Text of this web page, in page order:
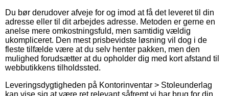
Du bør derudover afveje for og imod at få det leveret til din
adresse eller til dit arbejdes adresse. Metoden er gerne en
anelse mere omkostningsfuld, men samtidig vældig
ukompliceret. Den mest prisbevidste løsning vil dog i de
fleste tilfælde være at du selv henter pakken, men den
mulighed forudsætter at du opholder dig med kort afstand til
webbutikkens tilholdssted.
Leveringsdygtigheden på Kontorinventar > Stoleunderlag
kan vise sig at være ret relevant såfremt vi har brug for din